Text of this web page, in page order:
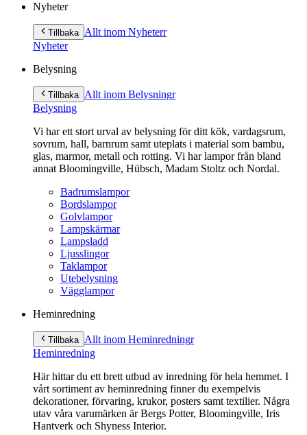
innehåll
Nyheter
Tillbaka Allt inom Nyheterr
Nyheter
Belysning
Tillbaka Allt inom Belysningr
Belysning
Vi har ett stort urval av belysning för ditt kök, vardagsrum,
sovrum, hall, barnrum samt uteplats i material som bambu,
glas, marmor, metall och rotting. Vi har lampor från bland
annat Bloomingville, Hübsch, Madam Stoltz och Nordal.
Badrumslampor
Bordslampor
Golvlampor
Lampskärmar
Lampsladd
Ljusslingor
Taklampor
Utebelysning
Vägglampor
Heminredning
Tillbaka Allt inom Heminredningr
Heminredning
Här hittar du ett brett utbud av inredning för hela hemmet. I
vårt sortiment av heminredning finner du exempelvis
dekorationer, förvaring, krukor, posters samt textilier. Några
utav våra varumärken är Bergs Potter, Bloomingville, Iris
Hantverk och Shyness Interior.